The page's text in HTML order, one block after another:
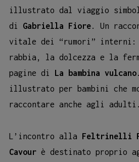
illustrato dal viaggio
di Gabriella Fiore. Un
vitale dei “rumori” interni:
rabbia, la dolcezza e la
pagine di
La bambina vulcano
illustrato per bambini che
raccontare anche agli adulti.
L’incontro alla Feltrinelli
Cavour è destinato proprio